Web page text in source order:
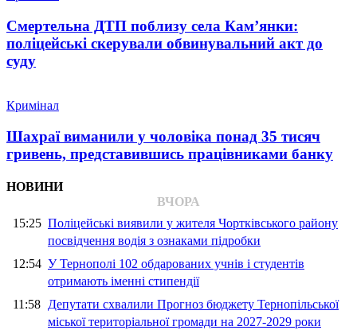
Смертельна ДТП поблизу села Кам’янки:
поліцейські скерували обвинувальний акт до
суду
Кримінал
Шахраї виманили у чоловіка понад 35 тисяч
гривень, представившись працівниками банку
НОВИНИ
ВЧОРА
15:25 Поліцейські виявили у жителя Чортківського району
посвідчення водія з ознаками підробки
12:54 У Тернополі 102 обдарованих учнів і студентів
отримають іменні стипендії
11:58 Депутати схвалили Прогноз бюджету Тернопільської
міської територіальної громади на 2027-2029 роки